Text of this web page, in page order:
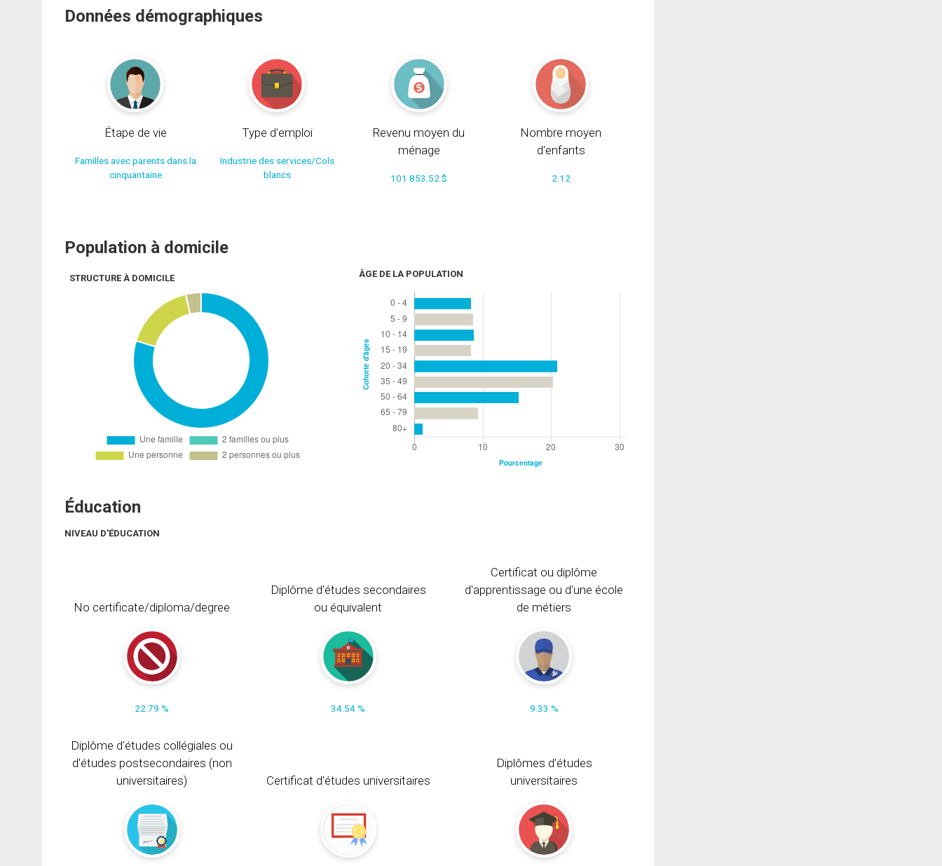
Données démographiques
Étape de vie
Familles avec parents dans la
cinquantaine
Type d'emploi
Industrie des services/Cols
blancs
Revenu moyen du
ménage
101 853.52 $
Nombre moyen
d'enfants
2.12
Population à domicile
STRUCTURE À DOMICILE ÂGE DE LA POPULATION
Éducation
NIVEAU D'ÉDUCATION
No certificate/diploma/degree
22.79 %
Diplôme d'études secondaires
ou équivalent
34.54 %
Certificat ou diplôme
d'apprentissage ou d'une école
de métiers
9.33 %
Diplôme d'études collégiales ou
d'études postsecondaires (non
universitaires)
Certificat d'études universitaires
Diplômes d'études
universitaires